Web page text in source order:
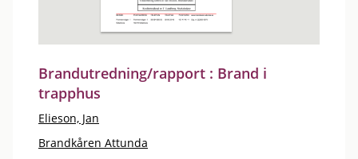
Brandutredning/rapport : Brand i
trapphus
Elieson, Jan
Brandkåren Attunda